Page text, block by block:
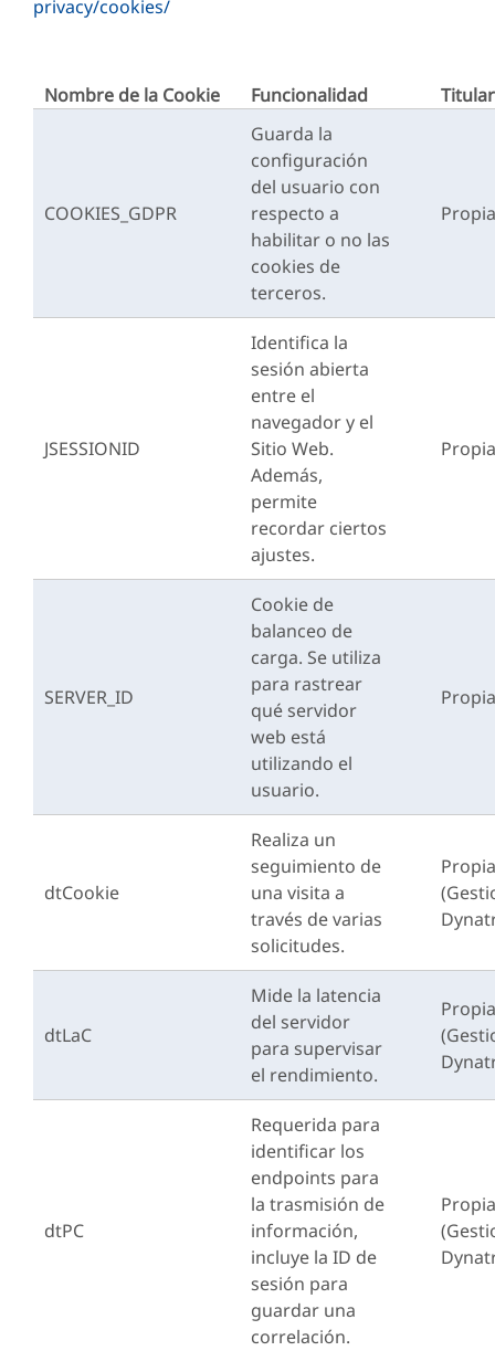
privacy/cookies/
Nombre de la Cookie Funcionalidad
COOKIES_GDPR
Guarda la
configuración
del usuario con
respecto a
habilitar o no las
cookies de
terceros.
Propia
JSESSIONID
Identifica la
sesión abierta
entre el
navegador y el
Sitio Web.
Además,
permite
recordar ciertos
ajustes.
Propia
SERVER_ID
Cookie de
balanceo de
carga. Se utiliza
para rastrear
qué servidor
web está
utilizando el
usuario.
Propia
dtCookie
Realiza un
seguimiento de
una visita a
través de varias
solicitudes.
Propia
dtLaC
Mide la latencia
del servidor
para supervisar
el rendimiento.
Propia
dtPC
Requerida para
identificar los
endpoints para
la trasmisión de
información,
incluye la ID de
sesión para
guardar una
correlación.
Propia